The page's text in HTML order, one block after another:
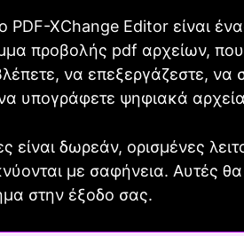
PDF-XChange Editor είναι
προβολής pdf αρχείων,
να επεξεργάζεστε, να
υπογράφετε ψηφιακά
είναι δωρεάν, ορισμένες
με σαφήνεια. Αυτές θα
στην έξοδο σας.